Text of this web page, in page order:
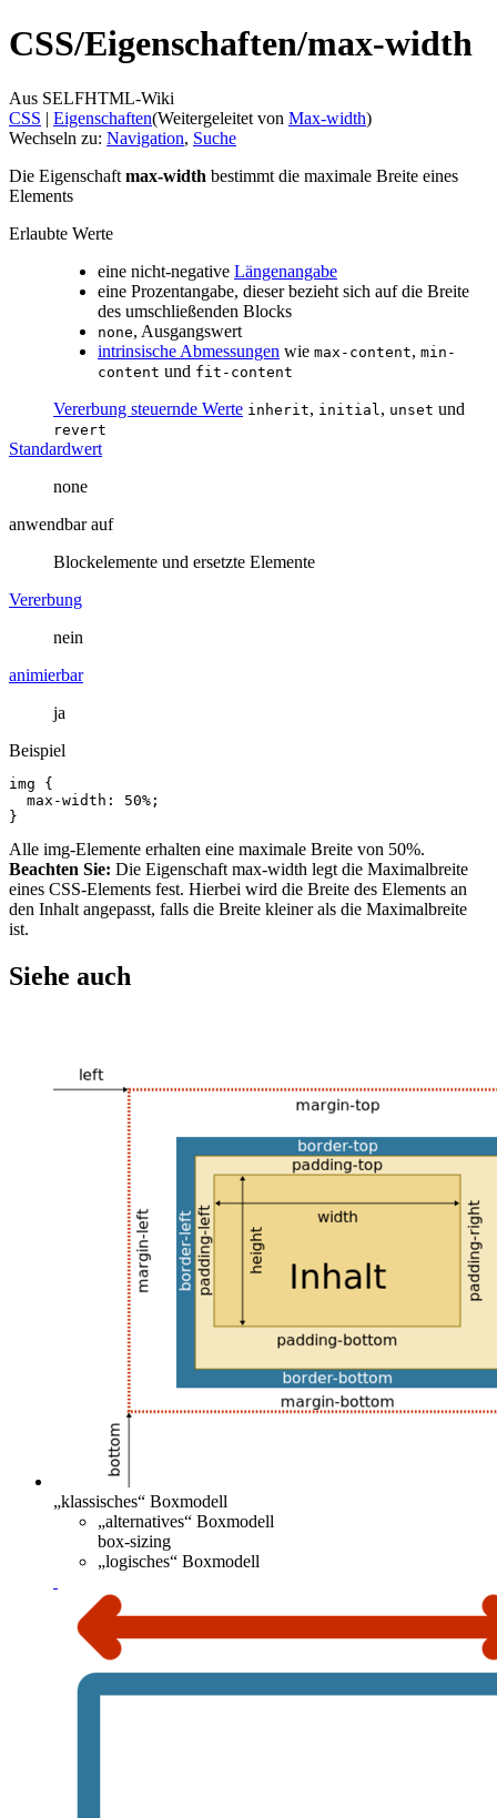
CSS/Eigenschaften/max-width
Aus SELFHTML-Wiki
CSS ‎ | Eigenschaften(Weitergeleitet von Max-width)
Wechseln zu: Navigation, Suche
Die Eigenschaft max-width bestimmt die maximale Breite eines
Elements
Erlaubte Werte
eine nicht-negative Längenangabe
eine Prozentangabe, dieser bezieht sich auf die Breite
des umschließenden Blocks
none, Ausgangswert
intrinsische Abmessungen wie max-content, min-
content und fit-content
Vererbung steuernde Werte inherit, initial , unset und
revert
Standardwert
none
anwendbar auf
Blockelemente und ersetzte Elemente
Vererbung
nein
animierbar
ja
Beispiel
img
{
max-width : 50% ;
}
Alle img-Elemente erhalten eine maximale Breite von 50%.
Beachten Sie: Die Eigenschaft max-width legt die Maximalbreite
eines CSS-Elements fest. Hierbei wird die Breite des Elements an
den Inhalt angepasst, falls die Breite kleiner als die Maximalbreite
ist.
Siehe auch
„klassisches“ Boxmodell
„alternatives“ Boxmodell
box-sizing
„logisches“ Boxmodell